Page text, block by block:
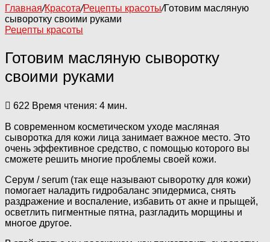
Главная/Красота/Рецепты красоты/Готовим масляную
сыворотку своими руками
Рецепты красоты
Готовим масляную сыворотку
своими руками
622 Время чтения: 4 мин.
В современном косметическом уходе масляная
сыворотка для кожи лица занимает важное место. Это
очень эффективное средство, с помощью которого вы
сможете решить многие проблемы своей кожи.
Серум / serum (так еще называют сыворотку для кожи)
помогает наладить гидробаланс эпидермиса, снять
раздражение и воспаление, избавить от акне и прыщей,
осветлить пигментные пятна, разгладить морщины и
многое другое.